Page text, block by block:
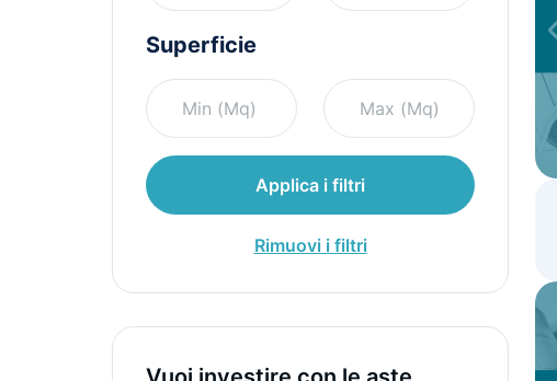
Superficie
Applica i filtri
Rimuovi i filtri